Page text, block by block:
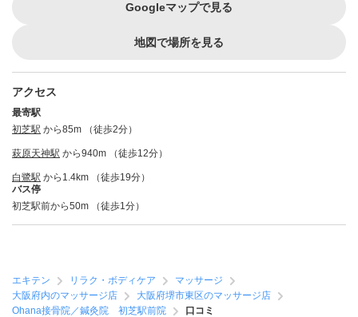
Googleマップで見る
地図で場所を見る
アクセス
最寄駅
初芝駅 から85m （徒歩2分）
萩原天神駅 から940m （徒歩12分）
白鷺駅 から1.4km （徒歩19分）
バス停
初芝駅前から50m （徒歩1分）
エキテン リラク・ボディケア
マッサージ
大阪府内のマッサージ店
大阪府堺市東区のマッサージ店
Ohana接骨院／鍼灸院 初芝駅前院
口コミ